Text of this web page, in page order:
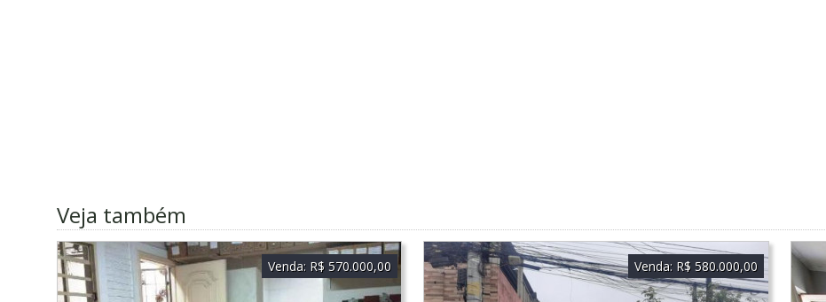
Veja também
Venda: R$ 570.000,00 Venda: R$ 580.000,00